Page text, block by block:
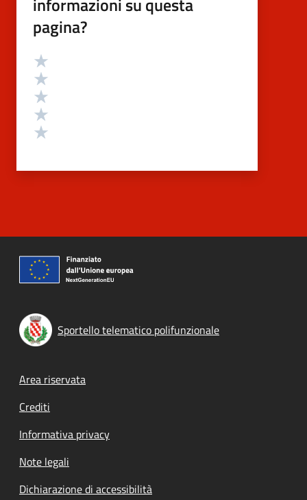
pagina?
Valutazione
Sportello telematico polifunzionale
Footer menu
Area riservata
Crediti
Informativa privacy
Note legali
Dichiarazione di accessibilità